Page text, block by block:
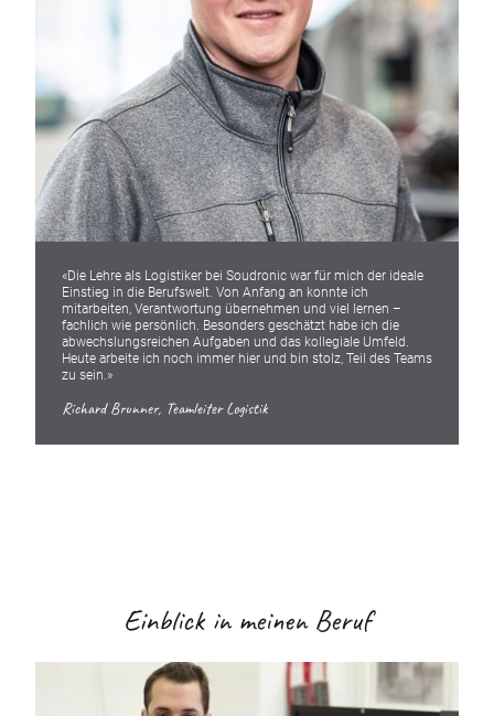
«Die Lehre als Logistiker bei Soudronic war für mich der ideale
Einstieg in die Berufswelt. Von Anfang an konnte ich
mitarbeiten, Verantwortung übernehmen und viel lernen –
fachlich wie persönlich. Besonders geschätzt habe ich die
abwechslungsreichen Aufgaben und das kollegiale Umfeld.
Heute arbeite ich noch immer hier und bin stolz, Teil des Teams
zu sein.»
Richard Brunner, Teamleiter Logistik
Einblick in meinen Beruf